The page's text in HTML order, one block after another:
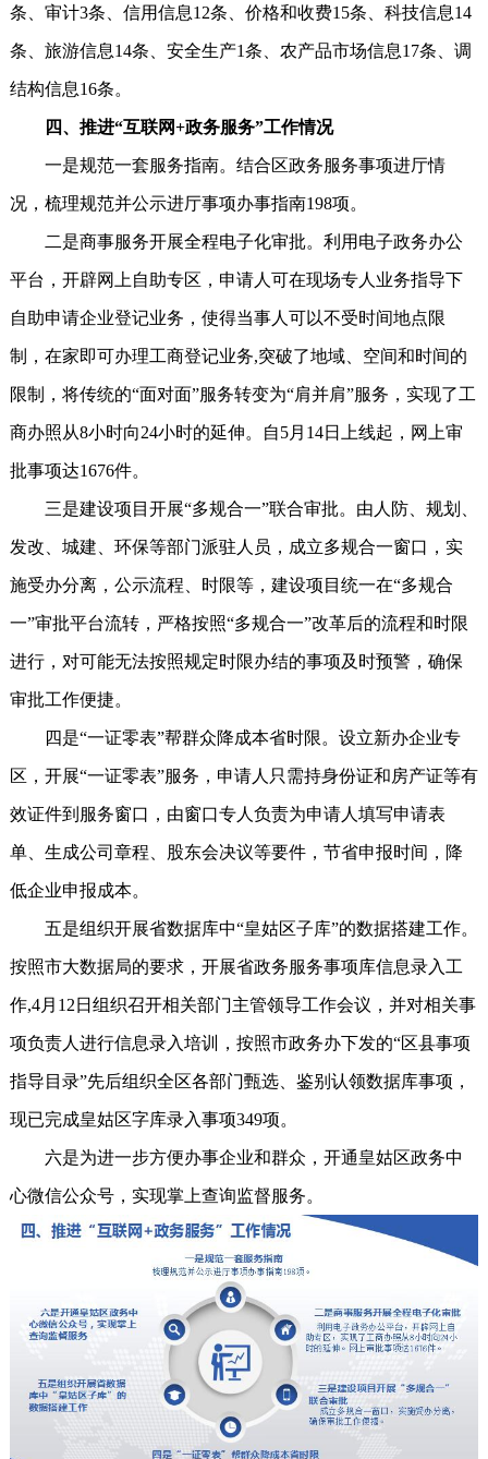
条、审计3条、信用信息12条、价格和收费15条、科技信息14
条、旅游信息14条、安全生产1条、农产品市场信息17条、调
结构信息16条。
四、推进“互联网+政务服务”工作情况
一是规范一套服务指南。结合区政务服务事项进厅情
况，梳理规范并公示进厅事项办事指南198项。
二是商事服务开展全程电子化审批。利用电子政务办公
平台，开辟网上自助专区，申请人可在现场专人业务指导下
自助申请企业登记业务，使得当事人可以不受时间地点限
制，在家即可办理工商登记业务,突破了地域、空间和时间的
限制，将传统的“面对面”服务转变为“肩并肩”服务，实现了工
商办照从8小时向24小时的延伸。自5月14日上线起，网上审
批事项达1676件。
三是建设项目开展“多规合一”联合审批。由人防、规划、
发改、城建、环保等部门派驻人员，成立多规合一窗口，实
施受办分离，公示流程、时限等，建设项目统一在“多规合
一”审批平台流转，严格按照“多规合一”改革后的流程和时限
进行，对可能无法按照规定时限办结的事项及时预警，确保
审批工作便捷。
四是“一证零表”帮群众降成本省时限。设立新办企业专
区，开展“一证零表”服务，申请人只需持身份证和房产证等有
效证件到服务窗口，由窗口专人负责为申请人填写申请表
单、生成公司章程、股东会决议等要件，节省申报时间，降
低企业申报成本。
五是组织开展省数据库中“皇姑区子库”的数据搭建工作。
按照市大数据局的要求，开展省政务服务事项库信息录入工
作,4月12日组织召开相关部门主管领导工作会议，并对相关事
项负责人进行信息录入培训，按照市政务办下发的“区县事项
指导目录”先后组织全区各部门甄选、鉴别认领数据库事项，
现已完成皇姑区字库录入事项349项。
六是为进一步方便办事企业和群众，开通皇姑区政务中
心微信公众号，实现掌上查询监督服务。